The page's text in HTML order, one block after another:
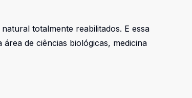
totalmente reabilitados. E essa
de ciências biológicas, medicina